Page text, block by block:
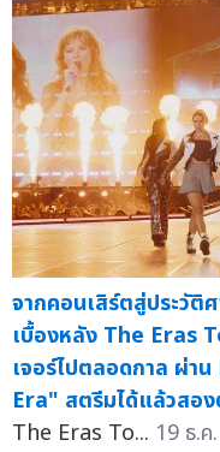
จากคอนเสิร์ตสู่ประวัติ
เบื้องหลัง The Eras
เจอร์ไปตลอดกาล ผ่
Era" สตรีมได้แล้วสอ
The Eras To... 19 ธ.ค.